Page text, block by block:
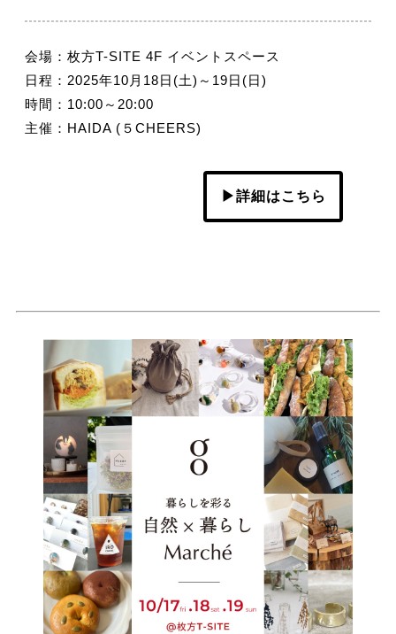
会場：枚方T-SITE 4F イベントスペース
日程：2025年10月18日(土)～19日(日)
時間：10:00～20:00
主催：HAIDA (５CHEERS)
▶詳細はこちら